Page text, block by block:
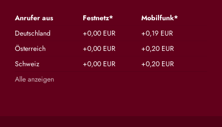
Anrufer aus Festnetz*
Mobilfunk*
Deutschland
+0,00 EUR
+0,19 EUR
Österreich
+0,00 EUR
+0,20 EUR
Schweiz
+0,00 EUR
+0,20 EUR
Alle anzeigen